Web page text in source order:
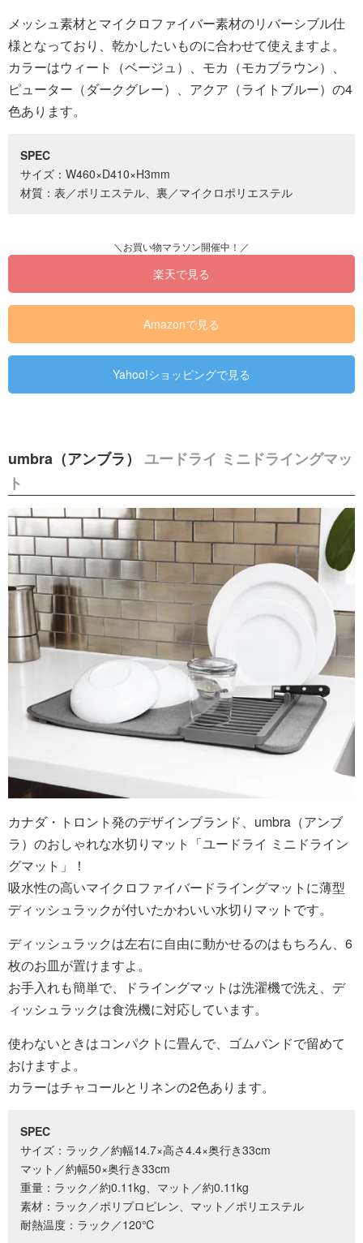
メッシュ素材とマイクロファイバー素材のリバーシブル仕
様となっており、乾かしたいものに合わせて使えますよ。
カラーはウィート（ベージュ）、モカ（モカブラウン）、
ピューター（ダークグレー）、アクア（ライトブルー）の4
色あります。
SPEC
サイズ：W460×D410×H3mm
材質：表／ポリエステル、裏／マイクロポリエステル
楽天で見る
Amazonで見る
Yahoo!ショッピングで見る
umbra（アンブラ） ユードライ ミニドライングマッ
ト
カナダ・トロント発のデザインブランド、umbra（アンブ
ラ）のおしゃれな水切りマット「ユードライ ミニドライン
グマット」！
吸水性の高いマイクロファイバードライングマットに薄型
ディッシュラックが付いたかわいい水切りマットです。
ディッシュラックは左右に自由に動かせるのはもちろん、6
枚のお皿が置けますよ。
お手入れも簡単で、ドライングマットは洗濯機で洗え、デ
ィッシュラックは食洗機に対応しています。
使わないときはコンパクトに畳んで、ゴムバンドで留めて
おけますよ。
カラーはチャコールとリネンの2色あります。
SPEC
サイズ：ラック／約幅14.7×高さ4.4×奥行き33cm
マット／約幅50×奥行き33cm
重量：ラック／約0.11kg、マット／約0.11kg
素材：ラック／ポリプロピレン、マット／ポリエステル
耐熱温度：ラック／120℃